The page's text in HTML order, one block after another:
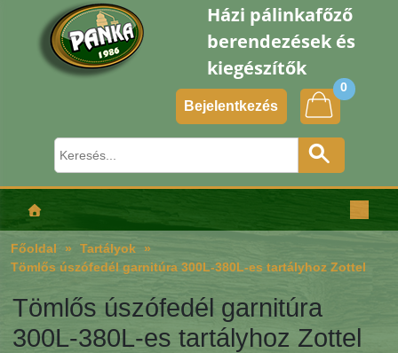
Házi pálinkafőző
berendezések és
kiegészítők
Bejelentkezés
0
Főoldal
Tartályok
Tömlős úszófedél garnitúra 300L-380L-es tartályhoz Zottel
Tömlős úszófedél garnitúra
300L-380L-es tartályhoz Zottel